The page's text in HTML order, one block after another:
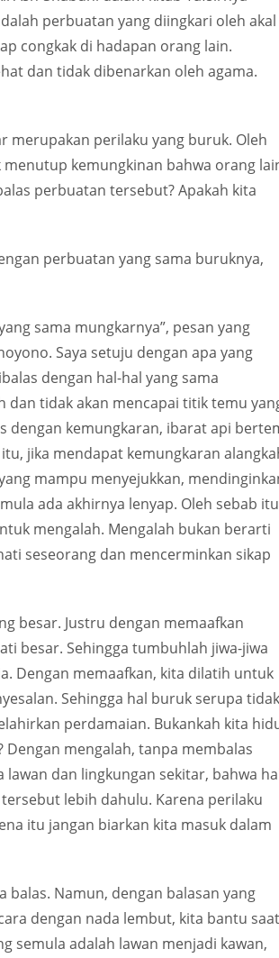
perbuatan yang diingkari oleh akal
congkak di hadapan orang lain.
dan tidak dibenarkan oleh agama.
merupakan perilaku yang buruk. Oleh
kemungkinan bahwa orang
perbuatan tersebut? Apakah kita
perbuatan yang sama buruknya,
sama mungkarnya”, pesan yang
Saya setuju dengan apa yang
dengan hal-hal yang sama
dan tidak akan mencapai titik temu
dengan kemungkaran, ibarat api
jika mendapat kemungkaran
mampu menyejukkan,
ada akhirnya lenyap. Oleh sebab
mengalah. Mengalah bukan berarti
seseorang dan mencerminkan sikap
besar. Justru dengan memaafkan
besar. Sehingga tumbuhlah jiwa-jiwa
Dengan memaafkan, kita dilatih untuk
Sehingga hal buruk serupa tidak
perdamaian. Bukankah kita
mengalah, tanpa membalas
dan lingkungan sekitar, bahwa
lebih dahulu. Karena perilaku
itu jangan biarkan kita masuk dalam
balas. Namun, dengan balasan yang
dengan nada lembut, kita bantu saat
semula adalah lawan menjadi kawan,